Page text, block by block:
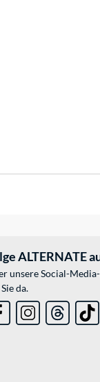
ALTERNATE
unsere Social-
da.